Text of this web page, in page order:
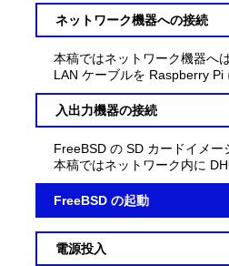
ネットワーク機器への接続
本稿ではネットワーク機器へ
LAN ケーブルを Raspberry Pi
入出力機器の接続
FreeBSD の SD カードイメー
本稿ではネットワーク内に
FreeBSD の起動
電源投入